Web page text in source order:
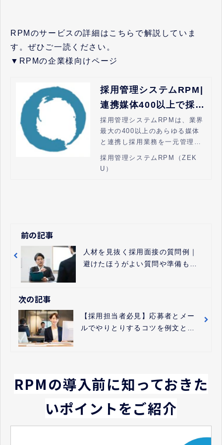
RPMのサービスの詳細はこちらで解説していま
す。ぜひご一読ください。
▼RPMの企業様向けページ
採用管理システムRPM|
連携媒体400以上で採用
業務を一元管理｜ゼク
ウ
採用管理システムRPMは、業界
最大の400以上のあらゆる媒体
と連携し採用業務を一元管理し
化することで、応募から採用ま
で業務の自動化かができるATS
採用管理システムRPM（ZEK
U）
前の記事
人材を見抜く採用面接の質問例｜
避けたほうがよい質問や準備も紹
次の記事
【採用担当者必見】応募者とメー
ルでやりとりするコツを例文とと
RPMの導入前に知っておきた
いポイントをご紹介